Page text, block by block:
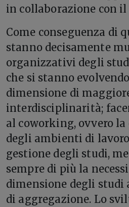
in collaborazione con il
Come conseguenza di
stanno decisamente
organizzativi degli
che si stanno
dimensione di
interdisciplinarità;
al coworking, ovvero
degli ambienti di
gestione degli studi,
sempre di più la
dimensione degli studi
di aggregazione. Lo